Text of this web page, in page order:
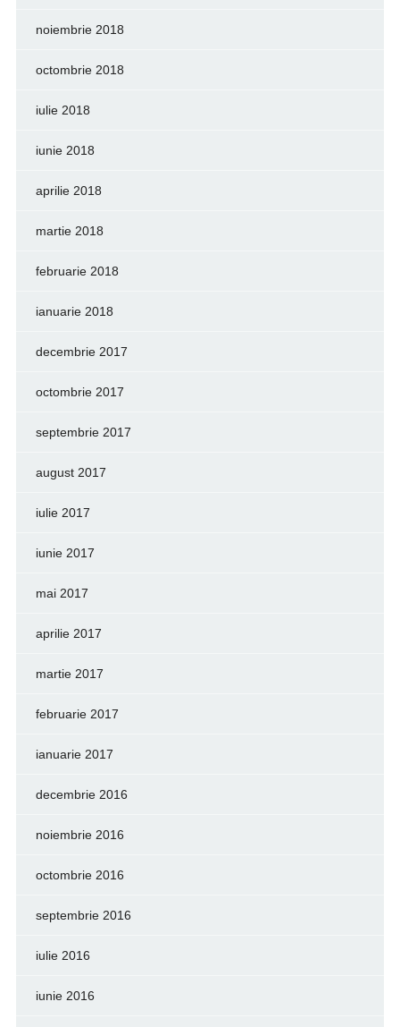
noiembrie 2018
octombrie 2018
iulie 2018
iunie 2018
aprilie 2018
martie 2018
februarie 2018
ianuarie 2018
decembrie 2017
octombrie 2017
septembrie 2017
august 2017
iulie 2017
iunie 2017
mai 2017
aprilie 2017
martie 2017
februarie 2017
ianuarie 2017
decembrie 2016
noiembrie 2016
octombrie 2016
septembrie 2016
iulie 2016
iunie 2016